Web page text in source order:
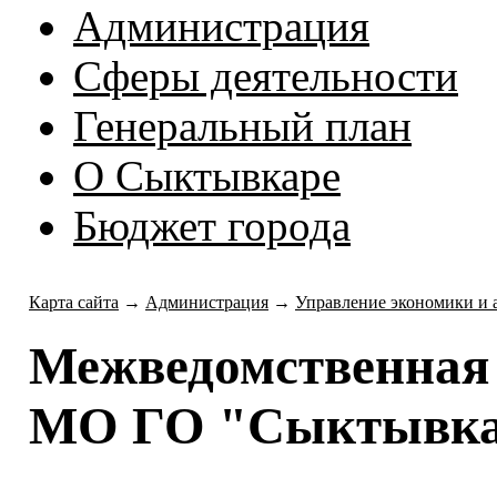
Администрация
Сферы деятельности
Генеральный план
О Сыктывкаре
Бюджет города
Карта сайта → Администрация → Управление экономики и
Межведомственная
МО ГО